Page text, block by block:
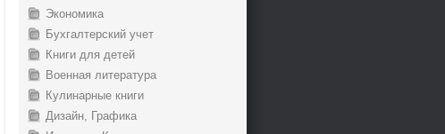
Экономика
Бухгалтерский учет
Книги для детей
Военная литература
Кулинарные книги
Дизайн, Графика